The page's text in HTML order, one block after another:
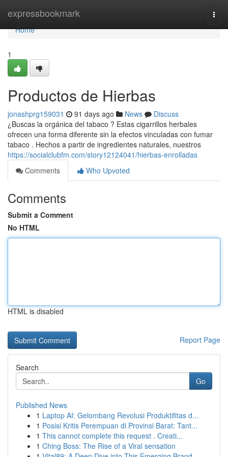
expressbookmark
Home
Home
1
Productos de Hierbas
jonashprg159031 91 days ago News
Discuss
¿Buscas la orgánica del tabaco ? Estas cigarrillos herbales
ofrecen una forma diferente sin la efectos vinculadas con fumar
tabaco . Hechos a partir de ingredientes naturales, nuestros
https://socialclubfm.com/story12124041/hierbas-enrolladas
Comments
Who Upvoted
Comments
Submit a Comment
No HTML
HTML is disabled
Report Page
Search
Go
Published News
1 Laptop AI: Gelombang Revolusi Produktifitas d...
1 Posisi Kritis Perempuan di Provinsi Barat: Tant...
1 This cannot complete this request . Creati...
1 Ching Boss: The Rise of a Viral sensation